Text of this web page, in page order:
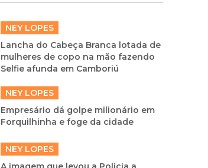
NEY LOPES
Lancha do Cabeça Branca lotada de
mulheres de copo na mão fazendo
Selfie afunda em Camboriú
NEY LOPES
Empresário dá golpe milionário em
Forquilhinha e foge da cidade
NEY LOPES